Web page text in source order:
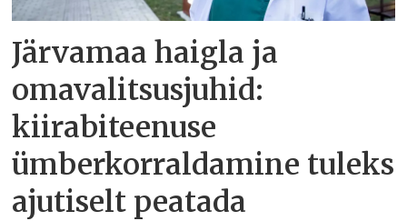
Järvamaa haigla ja
omavalitsusjuhid:
kiirabiteenuse
ümberkorraldamine tuleks
ajutiselt peatada